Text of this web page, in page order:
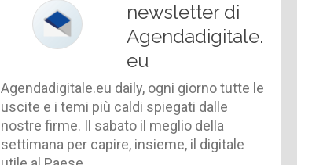
newsletter di
Agendadigitale.
eu
Agendadigitale.eu daily, ogni giorno tutte le
uscite e i temi più caldi spiegati dalle
nostre firme. Il sabato il meglio della
settimana per capire, insieme, il digitale